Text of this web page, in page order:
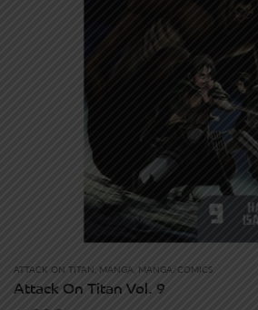
ATTACK ON TITAN , MANGA MANGA/COMICS
Attack On Titan Vol. 9